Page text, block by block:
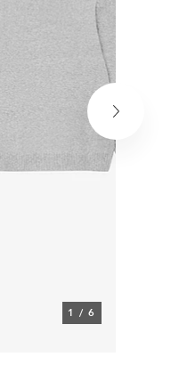
Neste
1/ 6